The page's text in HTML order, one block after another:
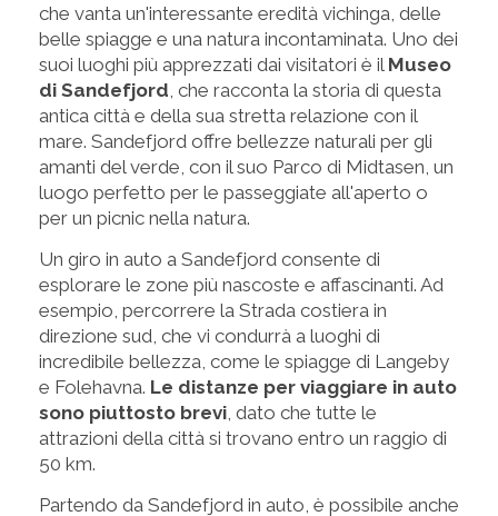
che vanta un'interessante eredità vichinga, delle
belle spiagge e una natura incontaminata. Uno dei
suoi luoghi più apprezzati dai visitatori è il Museo
di Sandefjord , che racconta la storia di questa
antica città e della sua stretta relazione con il
mare. Sandefjord offre bellezze naturali per gli
amanti del verde, con il suo Parco di Midtasen, un
luogo perfetto per le passeggiate all'aperto o
per un picnic nella natura.
Un giro in auto a Sandefjord consente di
esplorare le zone più nascoste e affascinanti. Ad
esempio, percorrere la Strada costiera in
direzione sud, che vi condurrà a luoghi di
incredibile bellezza, come le spiagge di Langeby
e Folehavna. Le distanze per viaggiare in auto
sono piuttosto brevi , dato che tutte le
attrazioni della città si trovano entro un raggio di
50 km.
Partendo da Sandefjord in auto, è possibile anche